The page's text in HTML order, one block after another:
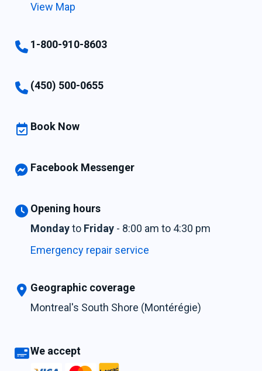
View Map
1-800-910-8603
(450) 500-0655
Book Now
Facebook Messenger
Opening hours
Mondayto Friday - 8:00 am to 4:30 pm
Emergency repair service
Geographic coverage
Montreal's South Shore (Montérégie)
We accept